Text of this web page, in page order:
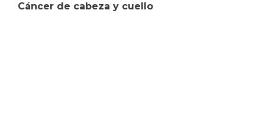
Cáncer de cabeza y cuello